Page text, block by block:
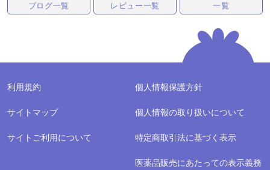
ブログ一覧
レビュー一覧
一覧
利用規約 個人情報保護方針
サイトマップ 個人情報の取り扱いについて
サイトご利用について 特定商取引法に基づく表示
医薬品販売にあたっての表示義務